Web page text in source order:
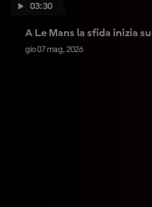
03:30
A Le Mans la sfida inizia
gio 07 mag, 2026